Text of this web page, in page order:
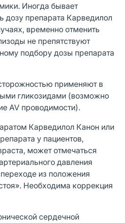
Иногда бывает
дозу препарата Карведилол
временно отменить
не препятствуют
подбору дозы препарата
применяют в
гликозидами (возможно
AV проводимости).
Карведилол Канон или
у пациентов,
может отмечаться
давления
из положения
Необходима коррекция
сердечной